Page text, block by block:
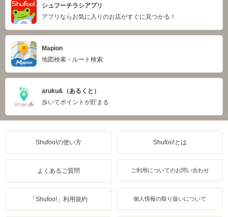
シュフーチラシアプリ
アプリならお気に入りのお店がすぐに見つかる！
Mapion
地図検索・ルート検索
aruku&（あるくと）
歩いてポイントが貯まる
Shufoo!の使い方 Shufoo!とは
よくあるご質問 ご利用についてのお問い合わせ
「Shufoo!」利用規約 個人情報の取り扱いについて